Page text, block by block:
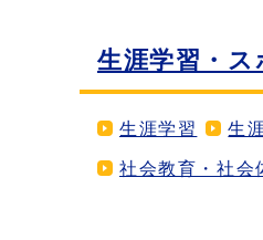
生涯学習・ス
生涯学習 生
社会教育・社会